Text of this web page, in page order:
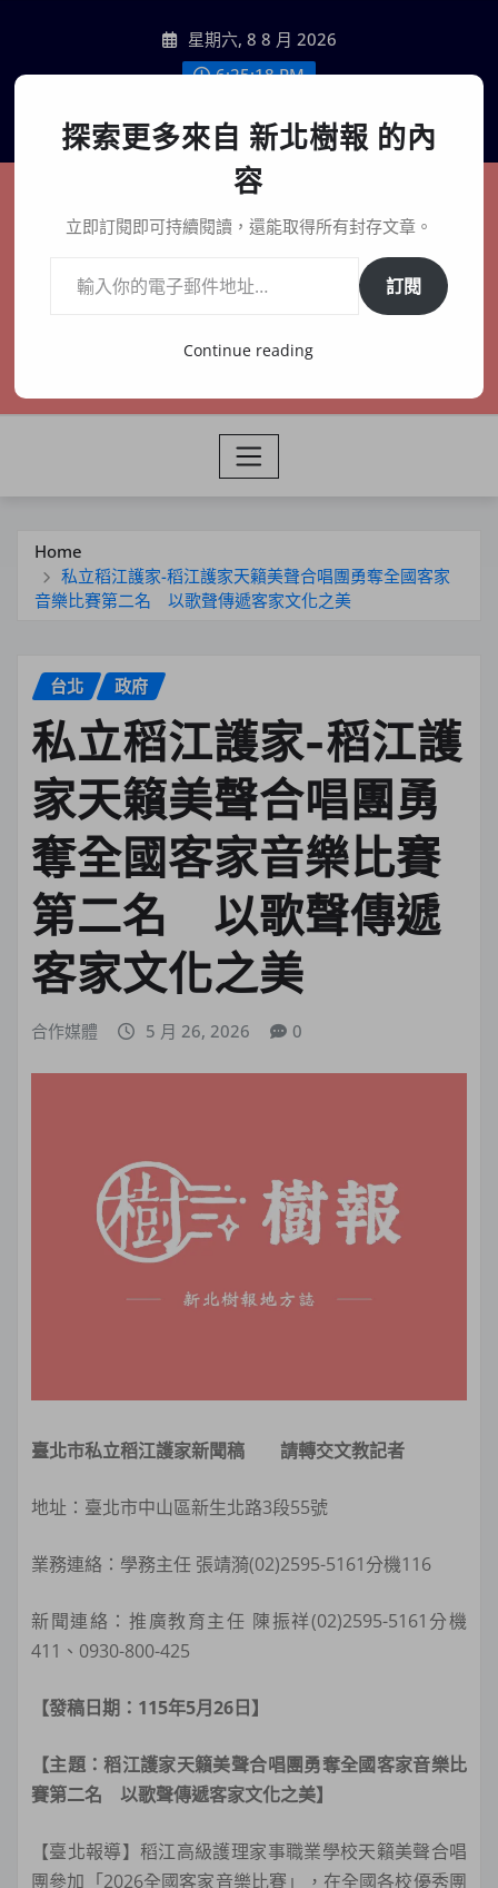
content
星期六, 8 8 月 2026
6:25:20 PM
聯絡我們
新北樹報
在地、記憶、連結、創生
Home
私立稻江護家-稻江護家天籟美聲合唱團勇奪全國客家
音樂比賽第二名 以歌聲傳遞客家文化之美
台北 政府
私立稻江護家-稻江護
家天籟美聲合唱團勇
奪全國客家音樂比賽
第二名 以歌聲傳遞
客家文化之美
合作媒體 5 月 26, 2026 0
臺北市私立稻江護家新聞稿 請轉交文教記者
地址：臺北市中山區新生北路3段55號
業務連絡：學務主任 張靖漪(02)2595-5161分機116
新聞連絡：推廣教育主任 陳振祥(02)2595-5161分機
411、0930-800-425
【發稿日期：115年5月26日】
【主題：稻江護家天籟美聲合唱團勇奪全國客家音樂比
賽第二名 以歌聲傳遞客家文化之美】
【臺北報導】稻江高級護理家事職業學校天籟美聲合唱
團參加「2026全國客家音樂比賽」，在全國各校優秀團
探索更多來自 新北樹報 的內
容
立即訂閱即可持續閱讀，還能取得所有封存文章。
訂閱
Continue reading